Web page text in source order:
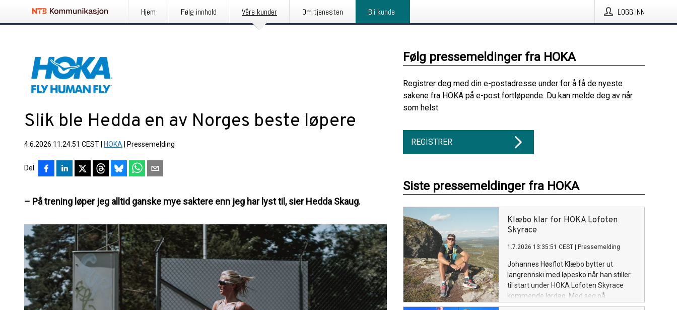
Hjem Følg innhold Våre kunder Om tjenesten Bli kunde LOGG INN
Slik ble Hedda en av Norges beste løpere
4.6.2026 11:24:51 CEST HOKA Pressemelding
Del
– På trening løper jeg alltid ganske mye saktere enn jeg har lyst til, sier Hedda Skaug.
Følg pressemeldinger fra HOKA
Registrer deg med din e-postadresse under for å få de nyeste
sakene fra HOKA på e-post fortløpende. Du kan melde deg av når
som helst.
REGISTRER
Siste pressemeldinger fra HOKA
Klæbo klar for HOKA Lofoten
Skyrace
1.7.2026 13:35:51 CEST Pressemelding
Johannes Høsflot Klæbo bytter ut
langrennski med løpesko når han stiller
til start under HOKA Lofoten Skyrace
kommende lørdag. Med seg på
startstreken har han kjæreste og